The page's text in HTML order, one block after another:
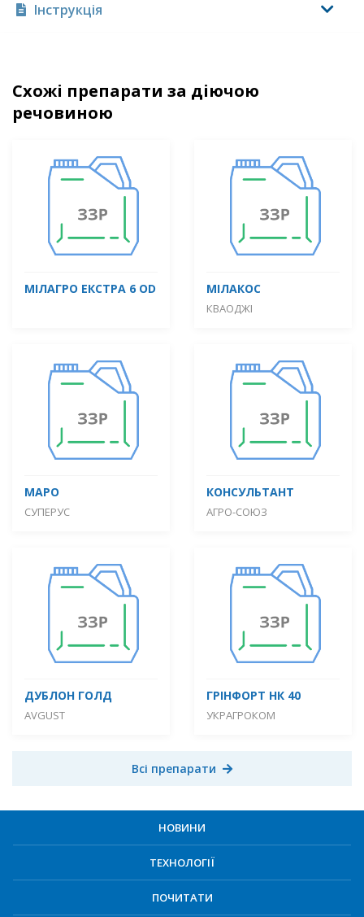
Інструкція
Схожі препарати за діючою
речовиною
МІЛАГРО ЕКСТРА 6 OD МІЛАКОС
КВАОДЖІ
МАРО
СУПЕРУС
КОНСУЛЬТАНТ
АГРО-СОЮЗ
ДУБЛОН ГОЛД
AVGUST
ГРІНФОРТ НК 40
УКРАГРОКОМ
Всі препарати
НОВИНИ
ТЕХНОЛОГІЇ
ПОЧИТАТИ